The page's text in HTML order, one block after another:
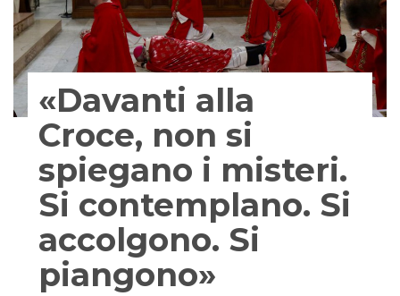
«Davanti alla
Croce, non si
spiegano i misteri.
Si contemplano. Si
accolgono. Si
piangono»